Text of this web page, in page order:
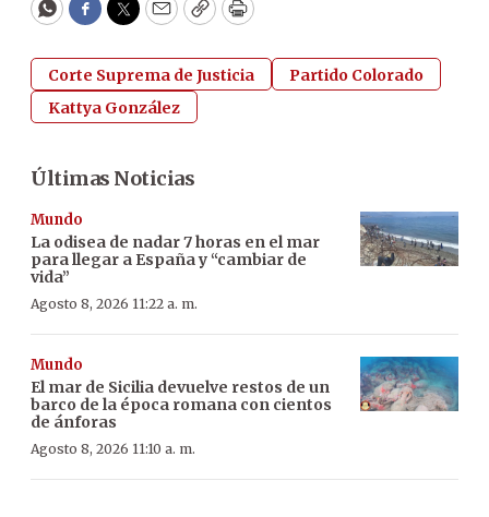
WhatsApp
Facebook
Twitter
EmailCopyPrint
Corte Suprema de Justicia
Partido Colorado
Kattya González
Últimas Noticias
Mundo
La odisea de nadar 7 horas en el mar
para llegar a España y “cambiar de
vida”
Agosto 8, 2026 11:22 a. m.
Mundo
El mar de Sicilia devuelve restos de un
barco de la época romana con cientos
de ánforas
Agosto 8, 2026 11:10 a. m.